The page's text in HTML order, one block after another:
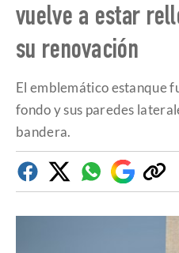
vuelve a estar
su renovación
El emblemático estanque
fondo y sus paredes
bandera.
FacebookTwitterWhatsapp
Google
Discover